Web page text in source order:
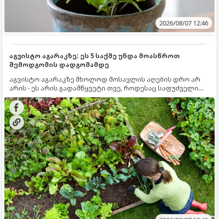
2026/08/07 12:46
აგვისტო აგარაკზე: ეს 5 საქმე უნდა მოასწროთ
შემოდგომის დადგომამდე
აგვისტო აგარაკზე მხოლოდ მოსავლის აღების დრო არ
არის - ეს არის გადამწყვეტი თვე, როდესაც საფუძველი
ეყრება მომავალი წლის მოსავალს და ბაღი მზადდება
შემოდგომა-ზამთრის სეზონისთვის. იმისათვის, რომ
ნიადაგმა ენერგია აღიდგინოს, ხოლო მცენარეებმა
ზამთარს გაუძლონ, აგვისტოს ბოლომდე 5
მნიშვნელოვანი საქმის გაკეთება უნდა მოასწროთ: